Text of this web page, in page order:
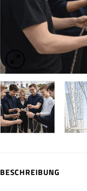
BESCHREIBUNG